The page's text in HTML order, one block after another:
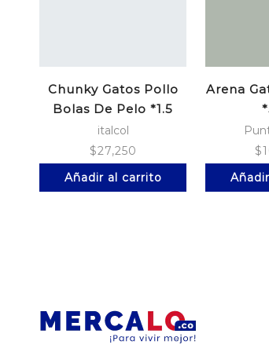
Chunky Gatos Pollo
Bolas De Pelo *1.5
italcol
$27,250
Añadir al carrito
Arena
$